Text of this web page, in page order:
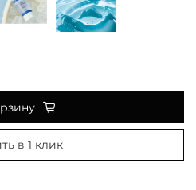
в 1 клик